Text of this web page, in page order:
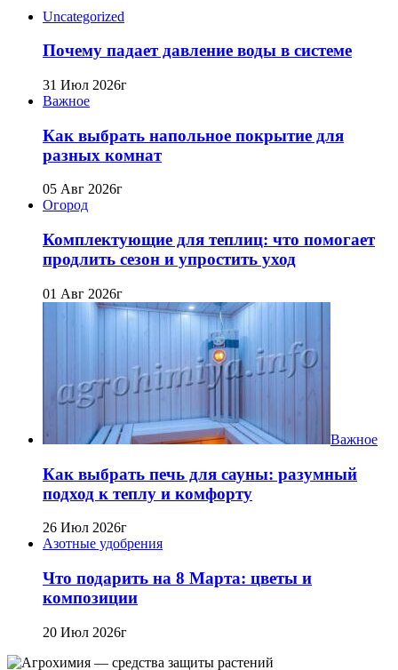
Uncategorized
Почему падает давление воды в системе
31 Июл 2026г
Важное
Как выбрать напольное покрытие для
разных комнат
05 Авг 2026г
Огород
Комплектующие для теплиц: что помогает
продлить сезон и упростить уход
01 Авг 2026г
Важное
Как выбрать печь для сауны: разумный
подход к теплу и комфорту
26 Июл 2026г
Азотные удобрения
Что подарить на 8 Марта: цветы и
композиции
20 Июл 2026г